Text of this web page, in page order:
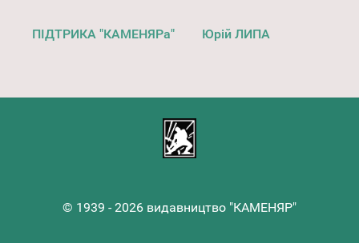
ПІДТРИКА "КАМЕНЯРа" Юрій ЛИПА
© 1939 - 2026 видавництво "КАМЕНЯР"